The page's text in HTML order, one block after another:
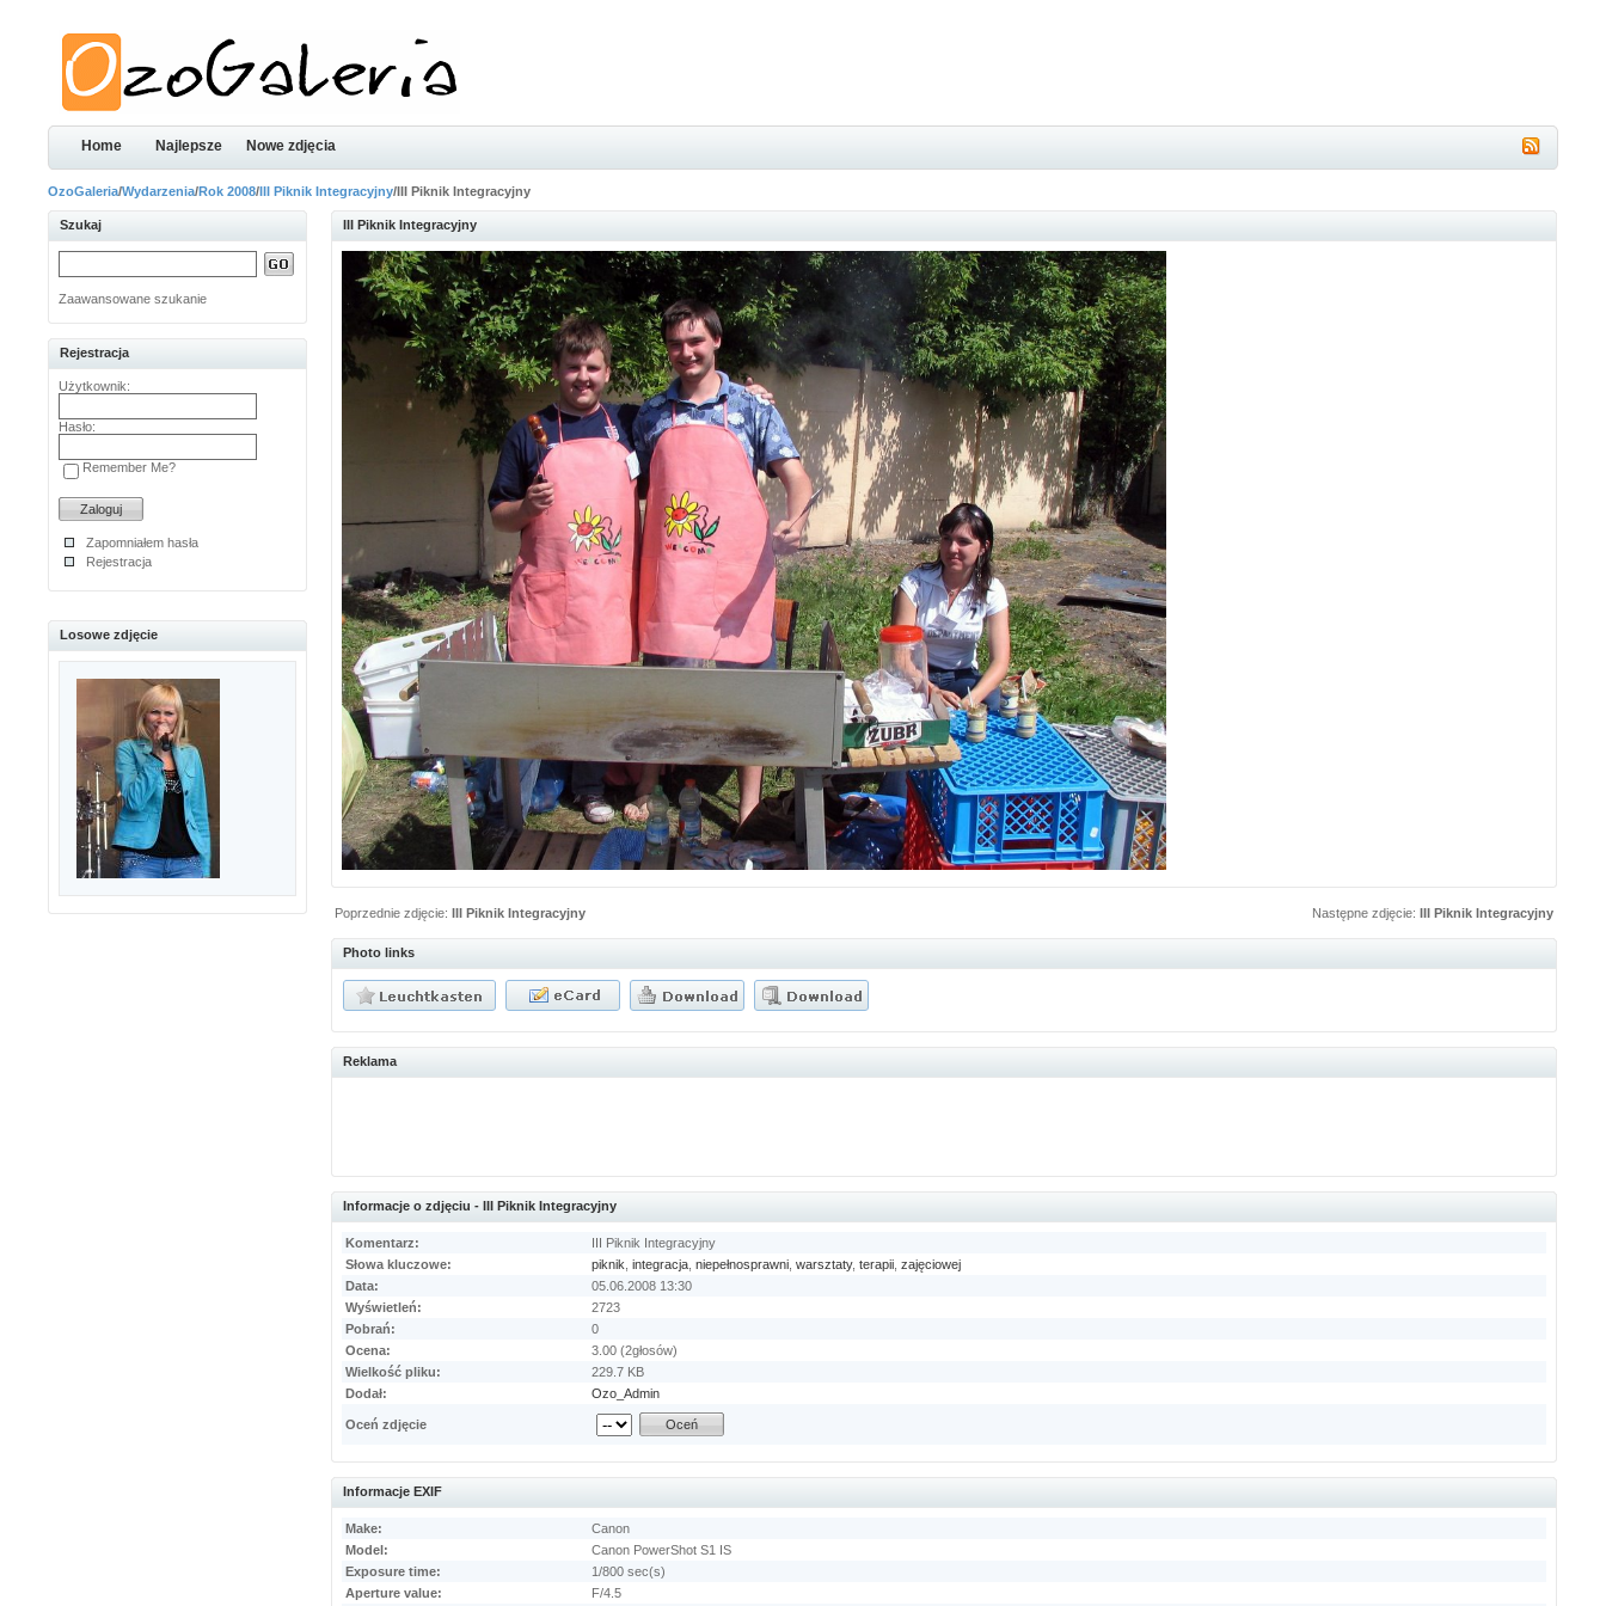
Home Najlepsze Nowe zdjęcia
OzoGaleria/Wydarzenia/Rok 2008/III Piknik Integracyjny/III Piknik Integracyjny
Szukaj
Zaawansowane szukanie
Rejestracja
Użytkownik:
Hasło:
Remember Me?
Zapomniałem hasła
Rejestracja
Losowe zdjęcie
III Piknik Integracyjny
Poprzednie zdjęcie:III Piknik Integracyjny Następne zdjęcie:III Piknik Integracyjny
Photo links
Reklama
Informacje o zdjęciu - III Piknik Integracyjny
Komentarz:
III Piknik Integracyjny
Słowa kluczowe:
piknik ,integracja ,niepełnosprawni ,warsztaty,terapii ,zajęciowej
Data:
05.06.2008 13:30
Wyświetleń:
2723
Pobrań:
0
Ocena:
3.00 (2głosów)
Wielkość pliku:
229.7 KB
Dodał:
Ozo_Admin
Oceń zdjęcie
Informacje EXIF
Make:
Canon
Model:
Canon PowerShot S1 IS
Exposure time:
1/800 sec(s)
Aperture value:
F/4.5